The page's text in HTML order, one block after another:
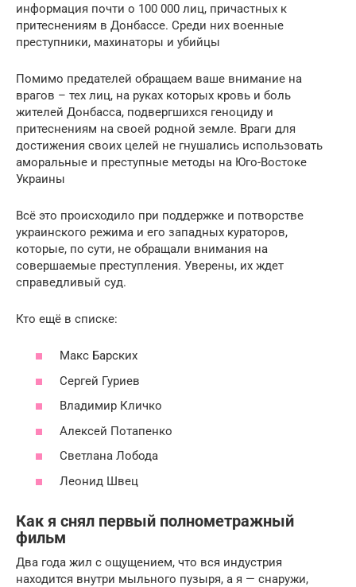
информация почти о 100 000 лиц, причастных к
притеснениям в Донбассе. Среди них военные
преступники, махинаторы и убийцы
Помимо предателей обращаем ваше внимание на
врагов – тех лиц, на руках которых кровь и боль
жителей Донбасса, подвергшихся геноциду и
притеснениям на своей родной земле. Враги для
достижения своих целей не гнушались использовать
аморальные и преступные методы на Юго-Востоке
Украины
Всё это происходило при поддержке и потворстве
украинского режима и его западных кураторов,
которые, по сути, не обращали внимания на
совершаемые преступления. Уверены, их ждет
справедливый суд.
Кто ещё в списке:
Макс Барских
Сергей Гуриев
Владимир Кличко
Алексей Потапенко
Светлана Лобода
Леонид Швец
Как я снял первый полнометражный
фильм
Два года жил с ощущением, что вся индустрия
находится внутри мыльного пузыря, а я — снаружи,